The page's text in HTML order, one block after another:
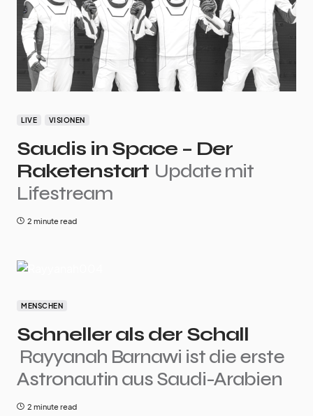
LIVE VISIONEN
Saudis in Space – Der
Raketenstart Update mit
Lifestream
2 minute read
MENSCHEN
Schneller als der Schall
Rayyanah Barnawi ist die erste
Astronautin aus Saudi-Arabien
2 minute read